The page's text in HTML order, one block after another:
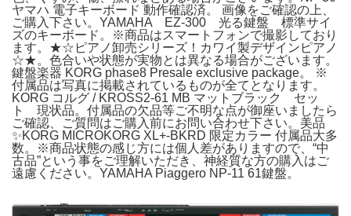
ヤマハ 電子キーボード 動作確認済。 画像をご確認の上、
ご購入下さい。YAMAHA EZ-300 光る鍵盤 標準サイ
ズのキーボード。※商品はスマートフォンで撮影しており
ます。★☆ピアノ卸売シリーズ！カワイ製デザインピアノ
☆★。色合いや状態が実物とは異なる場合がございます。
鍵盤楽器 KORG phase8 Presale exclusive package。 ※
付属品は写真に掲載されているものが全てとなります。
KORG コルグ / KROSS2-61 MB マットブラック セッ
ト 現状品。付属品の欠品等ご不明な点が御座いましたら
ご確認、ご質問はご購入前にお問い合わせ下さい。美品
✨KORG MICROKORG XL+-BKRD 限定カラー 付属品大多
数。※商品状態の感じ方には個人差がありますので、“中
古品”という事をご理解いただき、神経質な方の購入はご
遠慮ください。YAMAHA Piaggero NP-11 61鍵盤。